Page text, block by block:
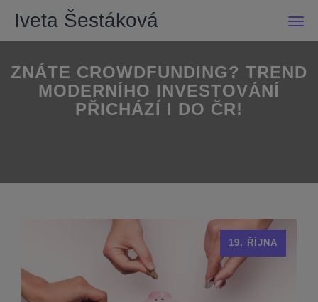
Iveta Šestáková
ZNÁTE CROWDFUNDING? TREND
MODERNÍHO INVESTOVÁNÍ
PŘICHÁZÍ I DO ČR!
19. ŘÍJNA